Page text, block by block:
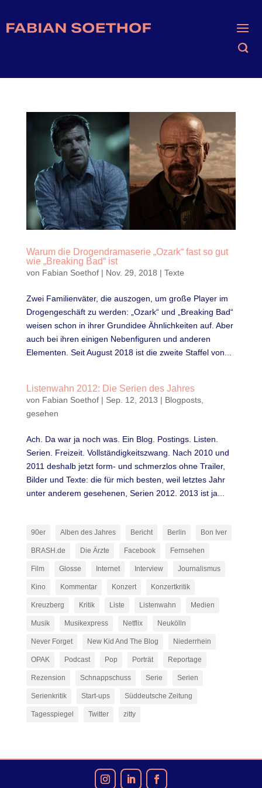
Warum die Drogendramaserie „Ozark“ fast so gut
wie „Breaking Bad“ ist
von Fabian Soethof| Nov. 29, 2018 | Texte
Zwei Familienväter, die auszogen, um große Player im
Drogengeschäft zu werden: „Ozark“ und „Breaking Bad“
weisen schon in ihrer Grundidee Ähnlichkeiten auf. Aber
auch bei ihren einigen Nebenfiguren und anderen
Elementen. Seit August 2018 ist die zweite Staffel von...
Listenwahn 2012: Die Serien des Jahres
von Fabian Soethof| Sep. 12, 2013 | Blogposts,
gesehen
Ach. Da war ja noch was. Ein Blog. Postings. Listen.
Serien. Freizeit. Vollständigkeitszwang. Nach 2010 und
2011 deshalb jetzt form- und schmerzlos ohne Trailer,
Bilder und Texte: die für mich besten, weil letztes Jahr
unter anderem gesehenen, Serien 2012. 2013 ist ja...
90er Alben des Jahres Bericht Berlin Bon Iver
BRASH.de Die Ärzte Facebook Fernsehen
Film Glosse Internet Interview Journalismus
Kino Kommentar Konzert Konzertkritik
Kreuzberg Kritik Liste Listenwahn Medien
Musik Musikexpress Netflix Neukölln
Never Forget New Kid And The Blog Niederrhein
OPAK Podcast Pop Porträt Reportage
Rezension Schnappschuss Serie Serien
Serienkritik Start-ups Süddeutsche Zeitung
Tagesspiegel Twitter zitty